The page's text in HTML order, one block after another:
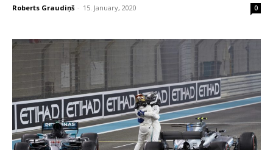
Roberts Graudiņš - 15. January, 2020 0